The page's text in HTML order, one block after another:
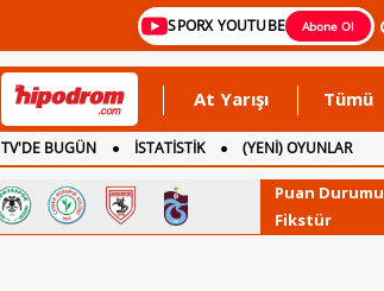
SPORX YOUTUBE Abone Ol
At Yarışı Tümü
TV'DE BUGÜN İSTATİSTİK
(YENİ) OYUNLAR
Puan Durumu
Fikstür